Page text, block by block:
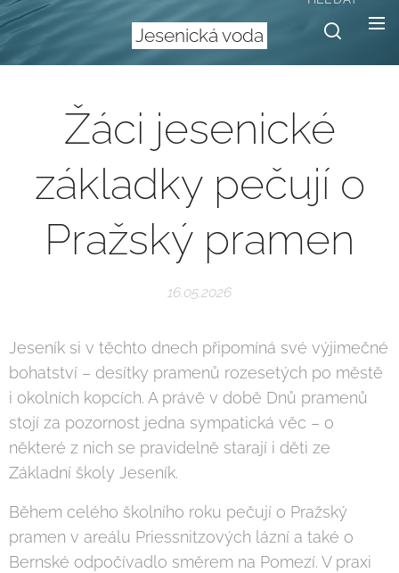
Jesenická voda
Žáci jesenické
základky pečují o
Pražský pramen
16.05.2026
Jeseník si v těchto dnech připomíná své výjimečné
bohatství – desítky pramenů rozesetých po městě
i okolních kopcích. A právě v době Dnů pramenů
stojí za pozornost jedna sympatická věc – o
některé z nich se pravidelně starají i děti ze
Základní školy Jeseník.
Během celého školního roku pečují o Pražský
pramen v areálu Priessnitzových lázní a také o
Bernské odpočívadlo směrem na Pomezí. V praxi